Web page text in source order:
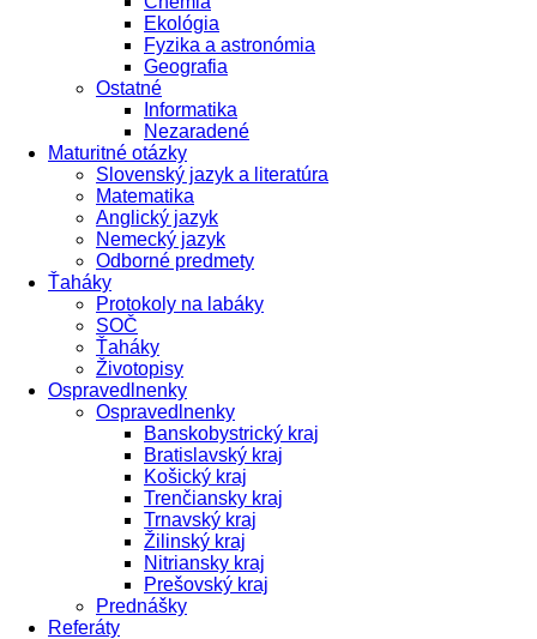
Ekológia
Fyzika a astronómia
Geografia
Ostatné
Informatika
Nezaradené
Maturitné otázky
Slovenský jazyk a literatúra
Matematika
Anglický jazyk
Nemecký jazyk
Odborné predmety
Ťaháky
Protokoly na labáky
SOČ
Ťaháky
Životopisy
Ospravedlnenky
Ospravedlnenky
Banskobystrický kraj
Bratislavský kraj
Košický kraj
Trenčiansky kraj
Trnavský kraj
Žilinský kraj
Nitriansky kraj
Prešovský kraj
Prednášky
Referáty